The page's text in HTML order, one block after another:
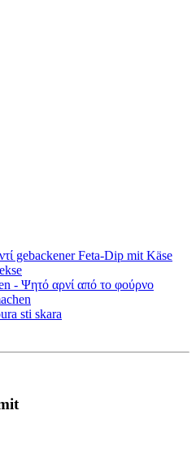
gebackener Feta-Dip mit Käse
- Ψητό αρνί από το φούρνο
sti skara